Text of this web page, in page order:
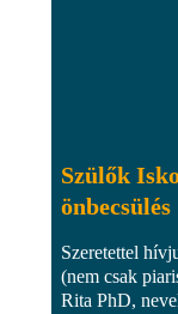
Szülők
önbecsülés
Szeretettel
(nem csak
Rita PhD,